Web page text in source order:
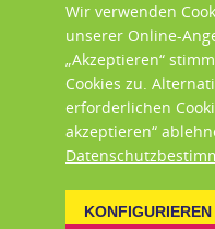
Wir verwenden
unserer Online-
„Akzeptieren“
Cookies zu.
erforderlichen
akzeptieren“
KONFIGURIEREN